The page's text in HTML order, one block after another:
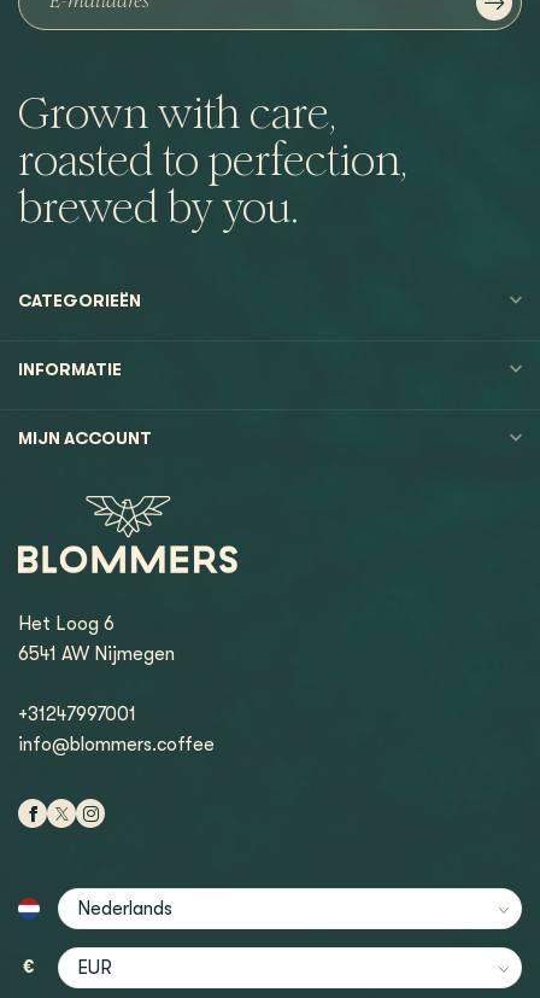
Grown with care,
roasted to perfection,
brewed by you.
CATEGORIEËN
INFORMATIE
MIJN ACCOUNT
Het Loog 6
6541 AW Nijmegen
+31247997001
info@blommers.coffee
€